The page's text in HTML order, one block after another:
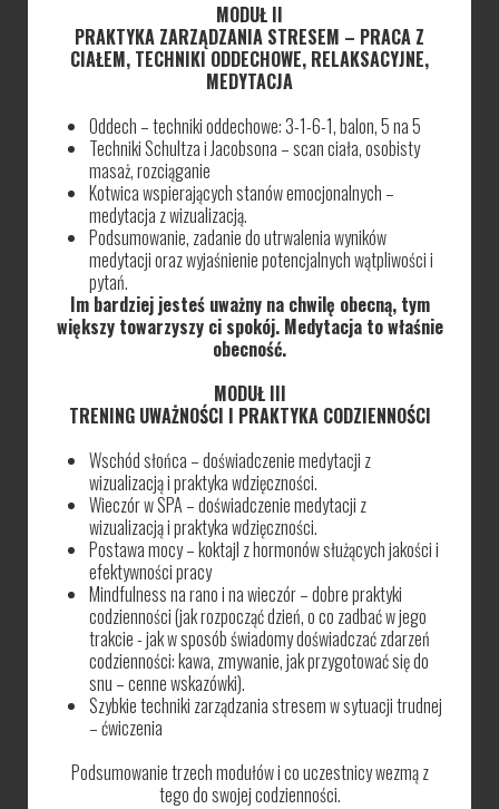
MODUŁ II
PRAKTYKA ZARZĄDZANIA STRESEM – PRACA Z
CIAŁEM, TECHNIKI ODDECHOWE, RELAKSACYJNE,
MEDYTACJA
Oddech – techniki oddechowe: 3-1-6-1, balon, 5 na 5
Techniki Schultza i Jacobsona – scan ciała, osobisty
masaż, rozciąganie
Kotwica wspierających stanów emocjonalnych –
medytacja z wizualizacją.
Podsumowanie, zadanie do utrwalenia wyników
medytacji oraz wyjaśnienie potencjalnych wątpliwości i
pytań.
Im bardziej jesteś uważny na chwilę obecną, tym
większy towarzyszy ci spokój. Medytacja to właśnie
obecność.
MODUŁ III
TRENING UWAŻNOŚCI I PRAKTYKA CODZIENNOŚCI
Wschód słońca – doświadczenie medytacji z
wizualizacją i praktyka wdzięczności.
Wieczór w SPA – doświadczenie medytacji z
wizualizacją i praktyka wdzięczności.
Postawa mocy – koktajl z hormonów służących jakości i
efektywności pracy
Mindfulness na rano i na wieczór – dobre praktyki
codzienności (jak rozpocząć dzień, o co zadbać w jego
trakcie - jak w sposób świadomy doświadczać zdarzeń
codzienności: kawa, zmywanie, jak przygotować się do
snu – cenne wskazówki).
Szybkie techniki zarządzania stresem w sytuacji trudnej
– ćwiczenia
Podsumowanie trzech modułów i co uczestnicy wezmą z
tego do swojej codzienności.